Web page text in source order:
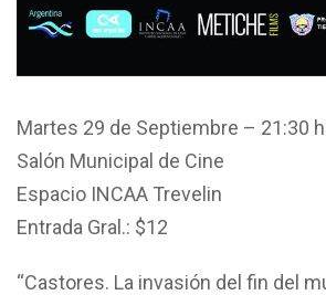
Martes 29 de Septiembre – 21:30
Salón Municipal de Cine
Espacio INCAA Trevelin
Entrada Gral.: $12
“Castores. La invasión del fin del